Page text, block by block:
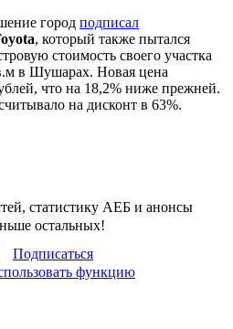
город подписал
, который также пытался
стоимость своего участка
в Шушарах. Новая цена
что на 18,2% ниже прежней.
на дисконт в 63%.
статистику АЕБ и анонсы
остальных!
Подписаться